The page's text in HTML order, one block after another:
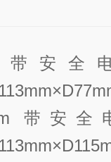
带安全
带安全